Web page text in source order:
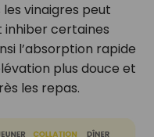
vinaigres peut
inhiber certaines
l’absorption rapide
plus douce et
les repas.